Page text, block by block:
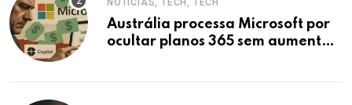
Austrália processa Microsoft por
ocultar planos 365 sem aumento e